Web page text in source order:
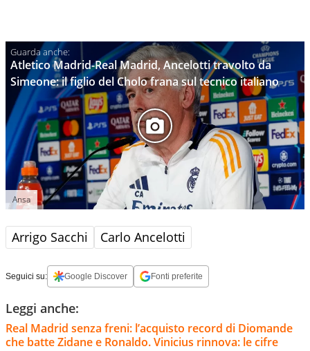
Atletico Madrid-Real Madrid, Ancelotti travolto da
Simeone: il figlio del Cholo frana sul tecnico italiano
Ansa
Arrigo Sacchi Carlo Ancelotti
Seguici su: Google Discover Fonti preferite
Leggi anche:
Real Madrid senza freni: l’acquisto record di Diomande
che batte Zidane e Ronaldo. Vinicius rinnova: le cifre